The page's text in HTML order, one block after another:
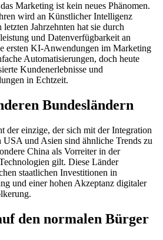
Marketing ist kein neues Phänomen.
wird an Künstlicher Intelligenz
Jahrzehnten hat sie durch
und Datenverfügbarkeit an
ersten KI-Anwendungen im Marketing
Automatisierungen, doch heute
Kundenerlebnisse und
in Echtzeit.
Bundesländern
einzige, der sich mit der Integration
und Asien sind ähnliche Trends zu
China als Vorreiter in der
gilt. Diese Länder
staatlichen Investitionen in
und einer hohen Akzeptanz digitaler
den normalen Bürger